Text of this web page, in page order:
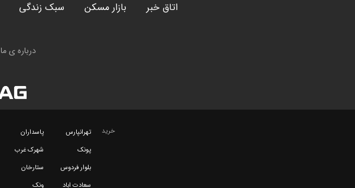
اتاق خبر بازار مسکن سبک زندگی
درباره ی ما
خرید تهرانپارس
پاسداران
پونک
شهرک غرب
بلوار فردوس
ستارخان
سعادت اباد
ونک